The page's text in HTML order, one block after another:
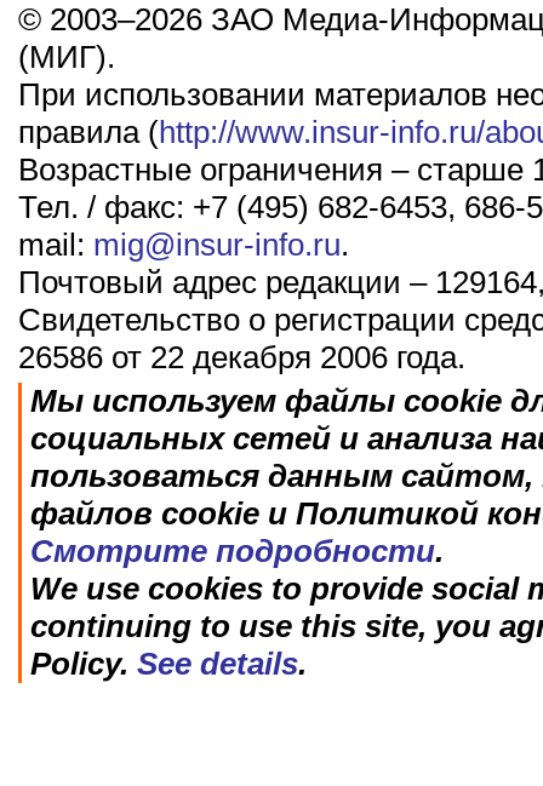
© 2003–2026 ЗАО Медиа-
(МИГ).
При использовании материалов
правила (http://www.insur-info.ru/
Возрастные ограничения – старше
Тел. / факс: +7 (495) 682-6453, 686-
mail: mig@insur-info.ru.
Почтовый адрес редакции –
Свидетельство о регистрации
26586 от 22 декабря 2006 года.
Мы используем файлы cookie
социальных сетей и анализа
пользоваться данным
файлов cookie и Политикой
Смотрите подробности.
We use cookies to provide social
continuing to use this site, you
Policy. See details.